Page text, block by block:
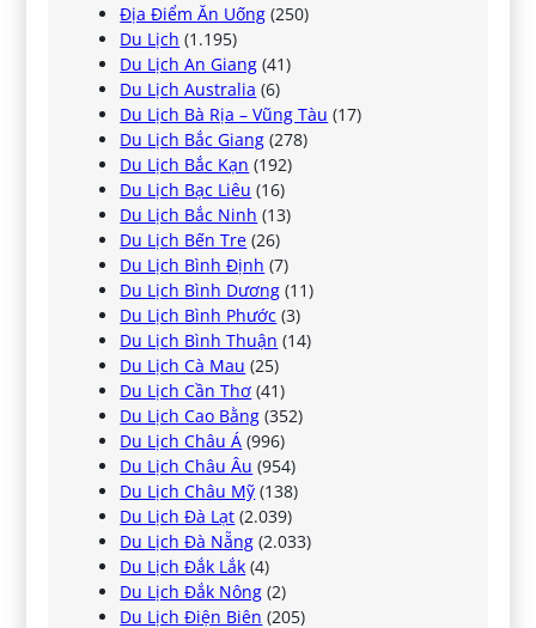
Địa Điểm Ăn Uống (250)
Du Lịch (1.195)
Du Lịch An Giang (41)
Du Lịch Australia (6)
Du Lịch Bà Rịa – Vũng Tàu (17)
Du Lịch Bắc Giang (278)
Du Lịch Bắc Kạn (192)
Du Lịch Bạc Liêu (16)
Du Lịch Bắc Ninh (13)
Du Lịch Bến Tre (26)
Du Lịch Bình Định (7)
Du Lịch Bình Dương (11)
Du Lịch Bình Phước (3)
Du Lịch Bình Thuận (14)
Du Lịch Cà Mau (25)
Du Lịch Cần Thơ (41)
Du Lịch Cao Bằng (352)
Du Lịch Châu Á (996)
Du Lịch Châu Âu (954)
Du Lịch Châu Mỹ (138)
Du Lịch Đà Lạt (2.039)
Du Lịch Đà Nẵng (2.033)
Du Lịch Đắk Lắk (4)
Du Lịch Đắk Nông (2)
Du Lịch Điện Biên (205)